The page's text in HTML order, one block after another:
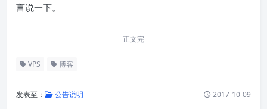
言说一下。
正文完
VPS 博客
发表至： 公告说明 2017-10-09